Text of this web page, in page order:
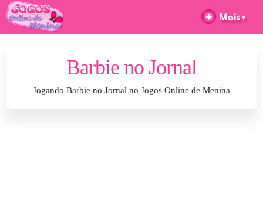
Barbie no Jornal
Jogando Barbie no Jornal no Jogos Online de Menina